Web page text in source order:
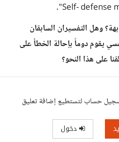
وهل التفسيران السابقان
يقوم دوماً بإحالة الخطأ على
على هذا النحو؟
حساب لتستطيع إضافة تعليق
دخول